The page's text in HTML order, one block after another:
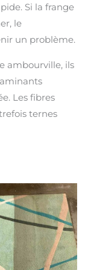
Si la frange
le
un problème.
ambourville, ils
Les fibres
ternes